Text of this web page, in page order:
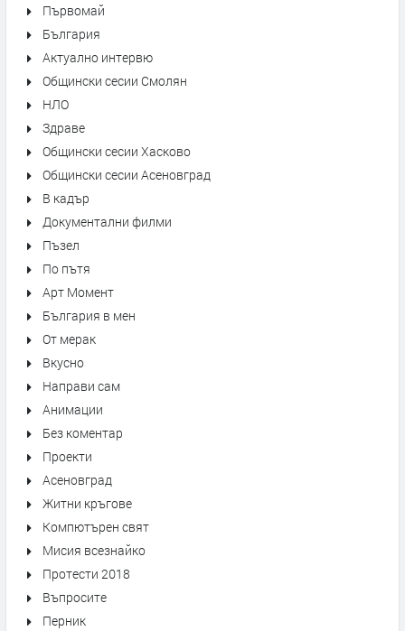
Първомай
България
Актуално интервю
Общински сесии Смолян
НЛО
Здраве
Общински сесии Хасково
Общински сесии Асеновград
В кадър
Документални филми
Пъзел
По пътя
Арт Момент
България в мен
От мерак
Вкусно
Направи сам
Анимации
Без коментар
Проекти
Асеновград
Житни кръгове
Компютърен свят
Мисия всезнайко
Протести 2018
Въпросите
Перник